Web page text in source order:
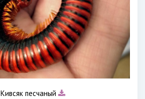
Кивсяк песчаный